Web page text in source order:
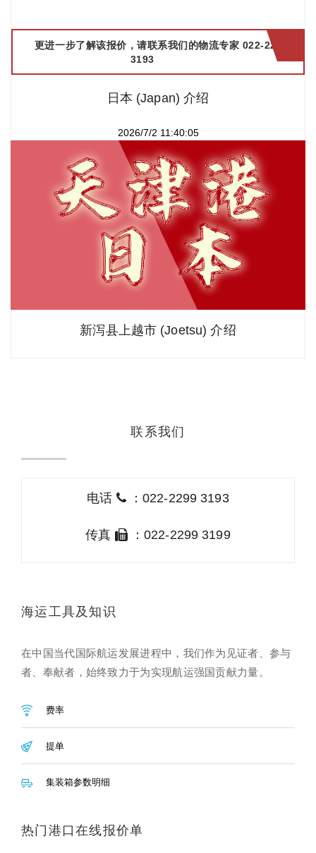
更进一步了解该报价，请联系我们的物流专家 022-2299
3193
日本 (Japan) 介绍
2026/7/2 11:40:05
新泻县上越市 (Joetsu) 介绍
联系我们
电话 ：022-2299 3193
传真 ：022-2299 3199
海运工具及知识
在中国当代国际航运发展进程中，我们作为见证者、参与
者、奉献者，始终致力于为实现航运强国贡献力量。
费率
提单
集装箱参数明细
热门港口在线报价单